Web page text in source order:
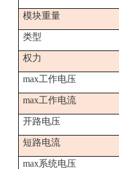
模块重量
类型
权力
max工作电压
max工作电流
开路电压
短路电流
max系统电压